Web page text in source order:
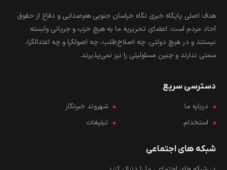
هدف اصلی پایگاه خبری نگاه خراسان جنوبی هم‌صدایی و دفاع از حقوق
آحاد مردم است. اعضای تحریریه ما به هیچ حزب و جریانی وابسته
نیستند و در هیچ دولتی، چه اصلاح‌طلب، چه اصولگرا و چه اعتدالگرا،
سمتی ندارند و چنین مسئولیتی را نیز نمی‌پذیرند.
دسترسی سریع
درباره ما
شهروند خبرنگار
استخدام
تبلیغات
شبکه های اجتماعی